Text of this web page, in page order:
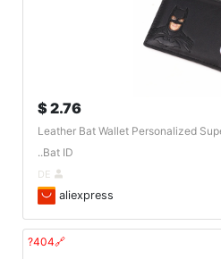
2.76 $
Leather Bat Wallet Personalized
Bat ID..
aliexpress
🔗404?